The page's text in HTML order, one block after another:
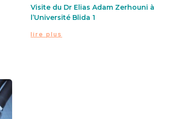
Visite du Dr Elias Adam Zerhouni à
l’Université Blida 1
lire plus